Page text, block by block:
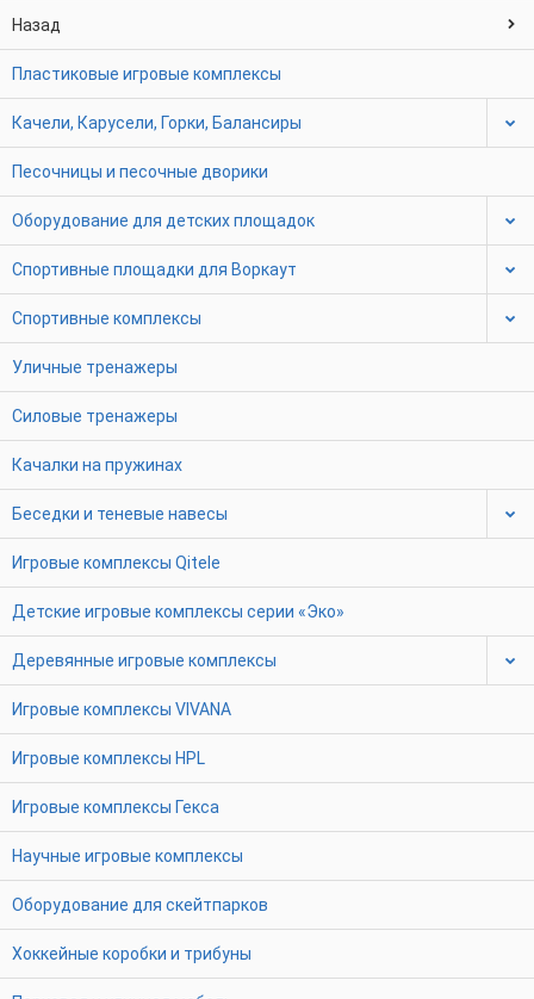
Назад
Пластиковые игровые комплексы
Качели, Карусели, Горки, Балансиры
Песочницы и песочные дворики
Оборудование для детских площадок
Спортивные площадки для Воркаут
Спортивные комплексы
Уличные тренажеры
Силовые тренажеры
Качалки на пружинах
Беседки и теневые навесы
Игровые комплексы Qitele
Детские игровые комплексы серии «Эко»
Деревянные игровые комплексы
Игровые комплексы VIVANA
Игровые комплексы HPL
Игровые комплексы Гекса
Научные игровые комплексы
Оборудование для скейтпарков
Хоккейные коробки и трибуны